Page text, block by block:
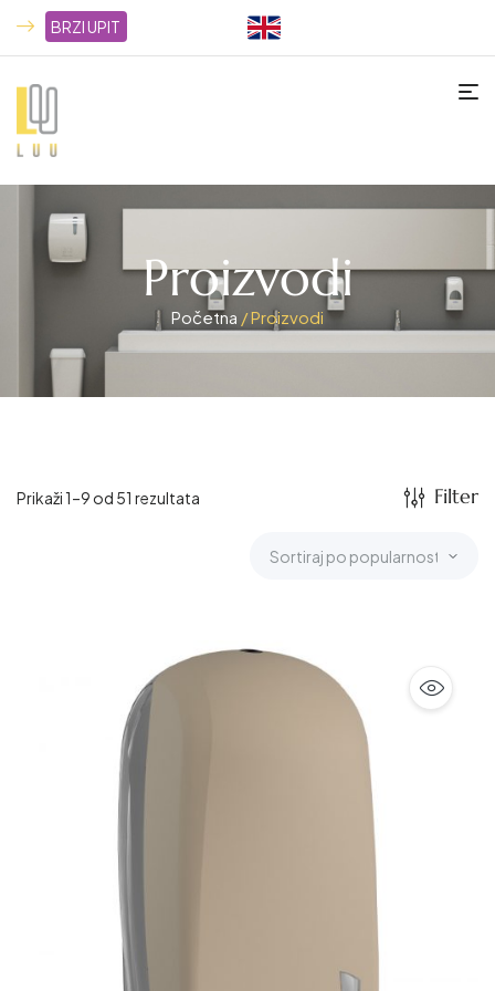
BRZI UPIT
Proizvodi
Početna / Proizvodi
Prikaži 1–9 od 51 rezultata Filter